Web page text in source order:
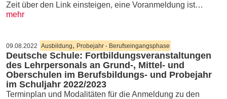
Zeit über den Link einsteigen, eine Voranmeldung ist…
mehr
09.08.2022 Ausbildung, Probejahr - Berufseingangsphase
Deutsche Schule: Fortbildungsveranstaltungen
des Lehrpersonals an Grund-, Mittel- und
Oberschulen im Berufsbildungs- und Probejahr
im Schuljahr 2022/2023
Terminplan und Modalitäten für die Anmeldung zu den